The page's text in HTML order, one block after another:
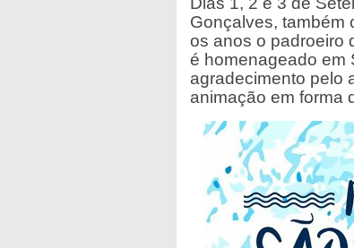
Gonçalves, também
os anos o padroeiro
é homenageado em
agradecimento pelo
animação em forma